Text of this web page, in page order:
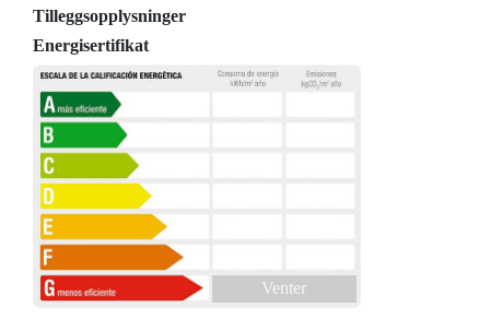
Tilleggsopplysninger
Energisertifikat
Venter